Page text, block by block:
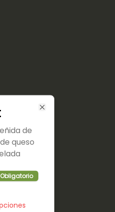
de
queso
Obligatorio